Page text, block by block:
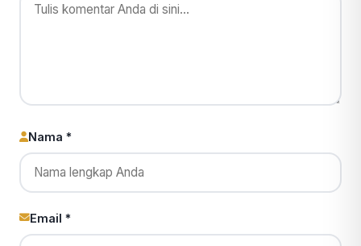
Nama *
Email *